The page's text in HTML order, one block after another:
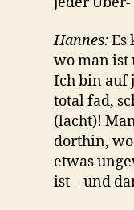
Hannes:Es
wo man ist
Ich bin auf
total fad,
(lacht)!
dorthin,
etwas
ist – und